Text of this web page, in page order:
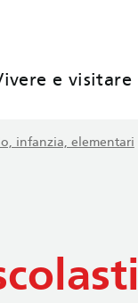
e visitare
infanzia, elementari